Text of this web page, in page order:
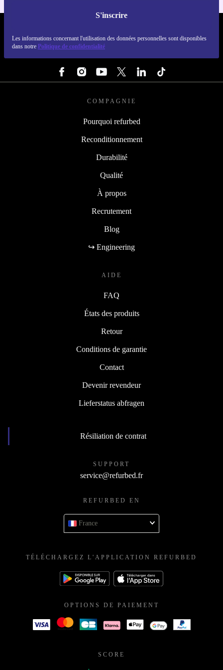
S'inscrire
Les informations concernant l'utilisation des données personnelles sont disponibles
dans notre Politique de confidentialité
COMPAGNIE
Pourquoi refurbed
Reconditionnement
Durabilité
Qualité
À propos
Recrutement
Blog
↪ Engineering
AIDE
FAQ
États des produits
Retour
Conditions de garantie
Contact
Devenir revendeur
Lieferstatus abfragen
Résiliation de contrat
SUPPORT
service@refurbed.fr
REFURBED EN
France
TÉLÉCHARGEZ L'APPLICATION REFURBED
OPTIONS DE PAIEMENT
SCORE